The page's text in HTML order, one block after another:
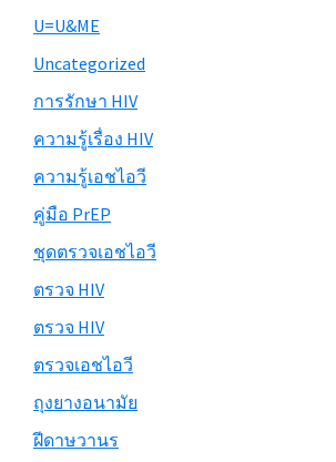
U=U&ME
Uncategorized
การรักษา HIV
ความรู้เรื่อง HIV
ความรู้เอชไอวี
คู่มือ PrEP
ชุดตรวจเอชไอวี
ตรวจ HIV
ตรวจ HIV
ตรวจเอชไอวี
ถุงยางอนามัย
ฝีดาษวานร